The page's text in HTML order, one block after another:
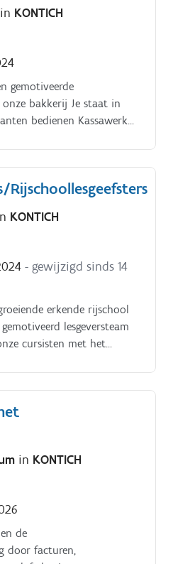
in KONTICH
gemotiveerde
bakkerij Je staat in
bedienen Kassawerk
de winkel als de
Rijschoollesgeefsters
KONTICH
- gewijzigd sinds 14
erkende rijschool
lesgeversteam
cursisten met het
-> Meer info over de job
jobs/
in KONTICH
de
door facturen,